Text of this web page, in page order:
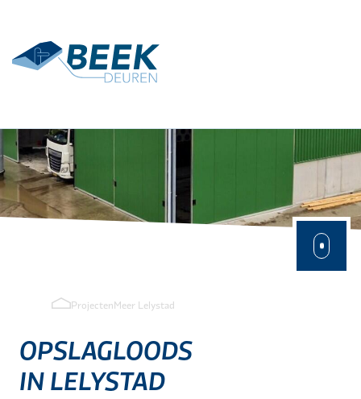
Toepassingen
Agrarisch
ProjectenMeer Lelystad
OPSLAGLOODS
IN LELYSTAD